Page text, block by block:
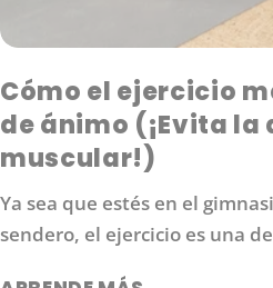
Cómo el ejercicio
de ánimo (¡Evita
muscular!)
Ya sea que estés en el
sendero, el ejercicio es una